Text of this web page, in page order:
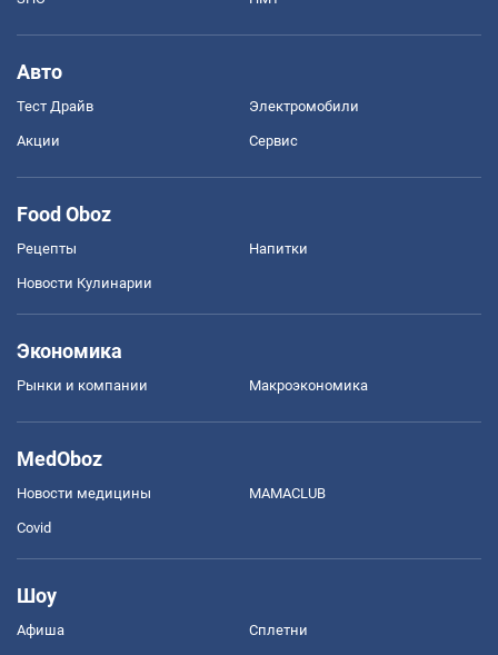
Авто
Тест Драйв Электромобили
Акции Сервис
Food Oboz
Рецепты Напитки
Новости Кулинарии
Экономика
Рынки и компании Mакроэкономика
MedOboz
Новости медицины MAMACLUB
Covid
Шоу
Афиша Сплетни